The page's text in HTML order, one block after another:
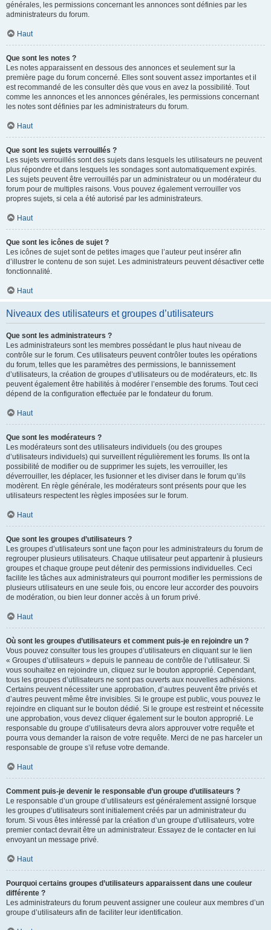
générales, les permissions concernant les annonces sont définies par les
administrateurs du forum.
Haut
Que sont les notes ?
Les notes apparaissent en dessous des annonces et seulement sur la
première page du forum concerné. Elles sont souvent assez importantes et il
est recommandé de les consulter dès que vous en avez la possibilité. Tout
comme les annonces et les annonces générales, les permissions concernant
les notes sont définies par les administrateurs du forum.
Haut
Que sont les sujets verrouillés ?
Les sujets verrouillés sont des sujets dans lesquels les utilisateurs ne peuvent
plus répondre et dans lesquels les sondages sont automatiquement expirés.
Les sujets peuvent être verrouillés par un administrateur ou un modérateur du
forum pour de multiples raisons. Vous pouvez également verrouiller vos
propres sujets, si cela a été autorisé par les administrateurs.
Haut
Que sont les icônes de sujet ?
Les icônes de sujet sont de petites images que l’auteur peut insérer afin
d’illustrer le contenu de son sujet. Les administrateurs peuvent désactiver cette
fonctionnalité.
Haut
Niveaux des utilisateurs et groupes d’utilisateurs
Que sont les administrateurs ?
Les administrateurs sont les membres possédant le plus haut niveau de
contrôle sur le forum. Ces utilisateurs peuvent contrôler toutes les opérations
du forum, telles que les paramètres des permissions, le bannissement
d’utilisateurs, la création de groupes d’utilisateurs ou de modérateurs, etc. Ils
peuvent également être habilités à modérer l’ensemble des forums. Tout ceci
dépend de la configuration effectuée par le fondateur du forum.
Haut
Que sont les modérateurs ?
Les modérateurs sont des utilisateurs individuels (ou des groupes
d’utilisateurs individuels) qui surveillent régulièrement les forums. Ils ont la
possibilité de modifier ou de supprimer les sujets, les verrouiller, les
déverrouiller, les déplacer, les fusionner et les diviser dans le forum qu’ils
modèrent. En règle générale, les modérateurs sont présents pour que les
utilisateurs respectent les règles imposées sur le forum.
Haut
Que sont les groupes d’utilisateurs ?
Les groupes d’utilisateurs sont une façon pour les administrateurs du forum de
regrouper plusieurs utilisateurs. Chaque utilisateur peut appartenir à plusieurs
groupes et chaque groupe peut détenir des permissions individuelles. Ceci
facilite les tâches aux administrateurs qui pourront modifier les permissions de
plusieurs utilisateurs en une seule fois, ou encore leur accorder des pouvoirs
de modération, ou bien leur donner accès à un forum privé.
Haut
Où sont les groupes d’utilisateurs et comment puis-je en rejoindre un ?
Vous pouvez consulter tous les groupes d’utilisateurs en cliquant sur le lien
« Groupes d’utilisateurs » depuis le panneau de contrôle de l’utilisateur. Si
vous souhaitez en rejoindre un, cliquez sur le bouton approprié. Cependant,
tous les groupes d’utilisateurs ne sont pas ouverts aux nouvelles adhésions.
Certains peuvent nécessiter une approbation, d’autres peuvent être privés et
d’autres peuvent même être invisibles. Si le groupe est public, vous pouvez le
rejoindre en cliquant sur le bouton dédié. Si le groupe est restreint et nécessite
une approbation, vous devez cliquer également sur le bouton approprié. Le
responsable du groupe d’utilisateurs devra alors approuver votre requête et
pourra vous demander la raison de votre requête. Merci de ne pas harceler un
responsable de groupe s’il refuse votre demande.
Haut
Comment puis-je devenir le responsable d’un groupe d’utilisateurs ?
Le responsable d’un groupe d’utilisateurs est généralement assigné lorsque
les groupes d’utilisateurs sont initialement créés par un administrateur du
forum. Si vous êtes intéressé par la création d’un groupe d’utilisateurs, votre
premier contact devrait être un administrateur. Essayez de le contacter en lui
envoyant un message privé.
Haut
Pourquoi certains groupes d’utilisateurs apparaissent dans une couleur
différente ?
Les administrateurs du forum peuvent assigner une couleur aux membres d’un
groupe d’utilisateurs afin de faciliter leur identification.